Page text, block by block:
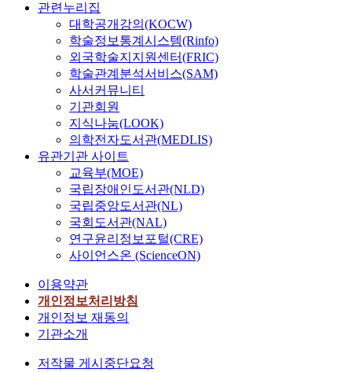
관련누리집
대학공개강의(KOCW)
학술정보통계시스템(Rinfo)
외국학술지지원센터(FRIC)
학술관계분석서비스(SAM)
사서커뮤니티
기관회원
지식나눔(LOOK)
의학전자도서관(MEDLIS)
유관기관 사이트
교육부(MOE)
국립장애인도서관(NLD)
국립중앙도서관(NL)
국회도서관(NAL)
연구윤리정보포털(CRE)
사이언스온 (ScienceON)
이용약관
개인정보처리방침
개인정보 재동의
기관소개
저작물 게시중단요청